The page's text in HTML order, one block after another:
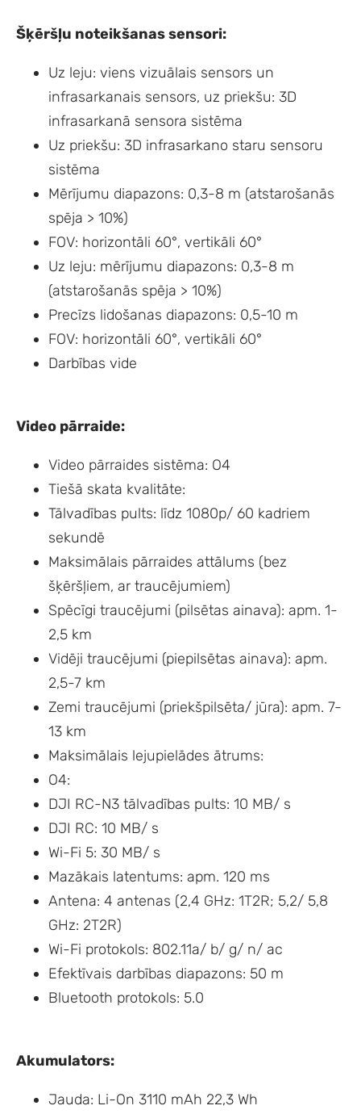
Šķēršļu noteikšanas sensori:
Uz leju: viens vizuālais sensors un
infrasarkanais sensors, uz priekšu: 3D
infrasarkanā sensora sistēma
Uz priekšu: 3D infrasarkano staru sensoru
sistēma
Mērījumu diapazons: 0,3-8 m (atstarošanās
spēja > 10%)
FOV: horizontāli 60°, vertikāli 60°
Uz leju: mērījumu diapazons: 0,3-8 m
(atstarošanās spēja > 10%)
Precīzs lidošanas diapazons: 0,5-10 m
FOV: horizontāli 60°, vertikāli 60°
Darbības vide
Video pārraide:
Video pārraides sistēma: O4
Tiešā skata kvalitāte:
Tālvadības pults: līdz 1080p/ 60 kadriem
sekundē
Maksimālais pārraides attālums (bez
šķēršļiem, ar traucējumiem)
Spēcīgi traucējumi (pilsētas ainava): apm. 1-
2,5 km
Vidēji traucējumi (piepilsētas ainava): apm.
2,5-7 km
Zemi traucējumi (priekšpilsēta/ jūra): apm. 7-
13 km
Maksimālais lejupielādes ātrums:
O4:
DJI RC-N3 tālvadības pults: 10 MB/ s
DJI RC: 10 MB/ s
Wi-Fi 5: 30 MB/ s
Mazākais latentums: apm. 120 ms
Antena: 4 antenas (2,4 GHz: 1T2R; 5,2/ 5,8
GHz: 2T2R)
Wi-Fi protokols: 802.11a/ b/ g/ n/ ac
Efektīvais darbības diapazons: 50 m
Bluetooth protokols: 5.0
Akumulators:
Jauda: Li-On 3110 mAh 22,3 Wh